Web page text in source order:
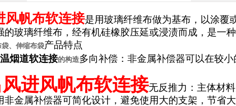
风帆布软连接是用玻璃纤维布做为基布，以涂覆
的玻璃纤维布，经有机硅橡胶压延或浸渍而成，是一
、伸缩布袋产品特点
烟道软连接的构造多向补偿：非金属补偿器可以在较小
进风帆布软连接无反推力：主体材
非金属补偿器可简化设计，避免使用大的支架，节省大